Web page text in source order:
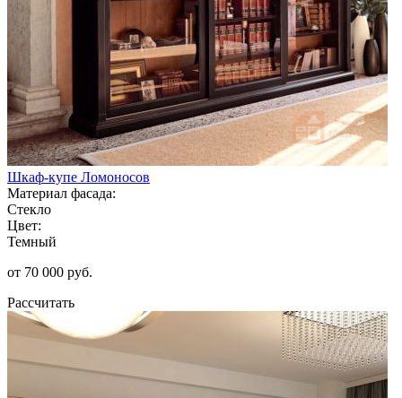
Шкаф-купе Ломоносов
Материал фасада:
Стекло
Цвет:
Темный
от 70 000 руб.
Рассчитать